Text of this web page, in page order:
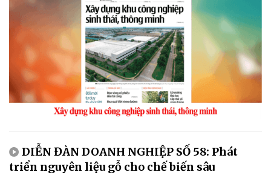
DIỄN ĐÀN DOANH NGHIỆP SỐ 58: Phát
triển nguyên liệu gỗ cho chế biến sâu